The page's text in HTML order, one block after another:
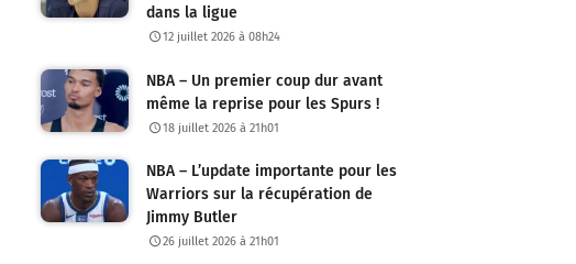
dans la ligue
12 juillet 2026 à 08h24
NBA – Un premier coup dur avant
même la reprise pour les Spurs !
18 juillet 2026 à 21h01
NBA – L’update importante pour les
Warriors sur la récupération de
Jimmy Butler
26 juillet 2026 à 21h01